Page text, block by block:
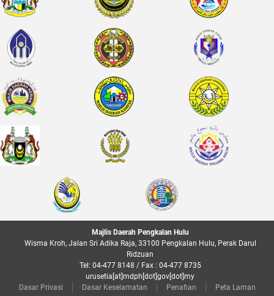
Majlis Daerah Pengkalan Hulu
Wisma Kroh, Jalan Sri Adika Raja, 33100 Pengkalan Hulu, Perak Darul
Ridzuan
Tel: 04-477 8148 / Fax : 04-477 8735
urusetia[at]mdph[dot]gov[dot]my
Dasar Privasi
Dasar Keselamatan Penafian Peta Laman